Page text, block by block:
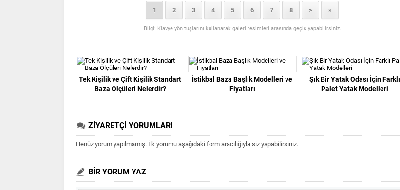
1 2 3 4 5 6 7 8 > »
Bilgi: Klavye yön tuşlarını kullanarak galeri resimleri arasında geçiş yapabilirsiniz.
Tek Kişilik ve Çift Kişilik Standart
Baza Ölçüleri Nelerdir?
İstikbal Baza Başlık Modelleri ve
Fiyatları
Şık Bir Yatak Odası İçin Farklı
Palet Yatak Modelleri
ZİYARETÇİ YORUMLARI
Henüz yorum yapılmamış. İlk yorumu aşağıdaki form aracılığıyla siz yapabilirsiniz.
BİR YORUM YAZ